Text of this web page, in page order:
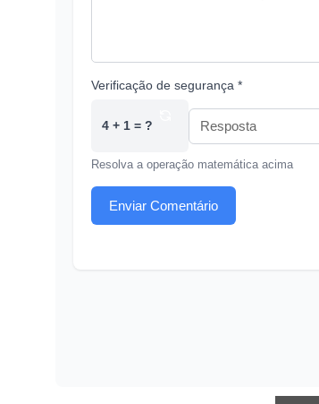
Verificação de segurança *
4 + 1 = ?
Resolva a operação matemática acima
Enviar Comentário